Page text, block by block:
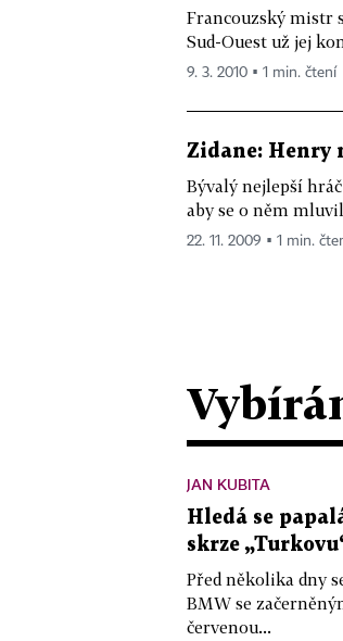
Francouzský mistr
Sud-Ouest už jej
9. 3. 2010 ▪ 1 min. čtení
Zidane: Henry
Bývalý nejlepší
aby se o něm
22. 11. 2009 ▪ 1 min.
JAN KUBITA
Hledá se
skrze
Před několika dny
BMW se
červenou...